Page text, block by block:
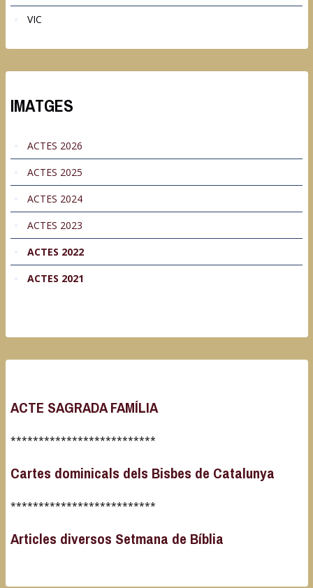
VIC
IMATGES
ACTES 2026
ACTES 2025
ACTES 2024
ACTES 2023
ACTES 2022
ACTES 2021
ACTE SAGRADA FAMÍLIA
**************************
Cartes dominicals dels Bisbes de Catalunya
**************************
Articles diversos Setmana de Bíblia